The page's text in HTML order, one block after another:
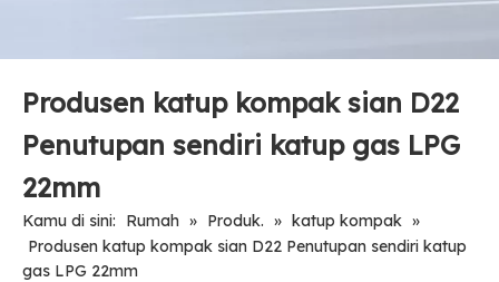
Produsen katup kompak sian D22
Penutupan sendiri katup gas LPG
22mm
Kamu di sini: Rumah » Produk. » katup kompak »
Produsen katup kompak sian D22 Penutupan sendiri katup
gas LPG 22mm